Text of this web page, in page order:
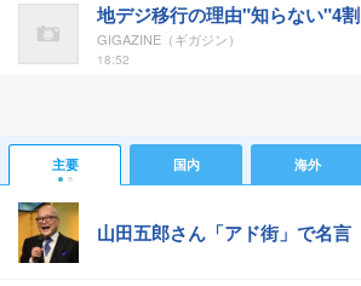
地デジ移行の理由"知らない"4割
GIGAZINE（ギガジン）
18:52
主要 国内 海外
山田五郎さん「アド街」で名言